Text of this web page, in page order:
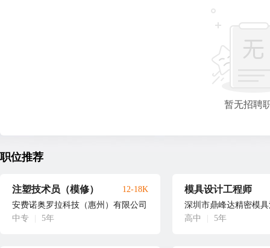
暂无招聘
职位推荐
注塑技术员（模修）
安费诺奥罗拉科技（惠州）有限公司
中专
5年
12-18K 模具设计工程师
深圳市鼎峰达精密模
高中
5年